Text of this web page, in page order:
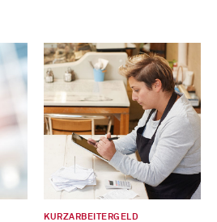
KURZARBEITERGELD